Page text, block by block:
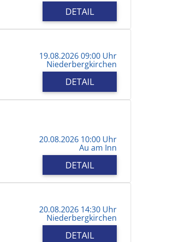
DETAIL
19.08.2026 09:00 Uhr
Niederbergkirchen
DETAIL
20.08.2026 10:00 Uhr
Au am Inn
DETAIL
20.08.2026 14:30 Uhr
Niederbergkirchen
DETAIL